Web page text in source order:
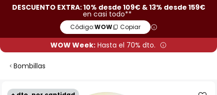
DESCUENTO EXTRA: 10% desde 109€ & 13% desde 159€
en casi todo**
Código:WOW Copiar
WOW Week: Hasta el 70% dto.
Bombillas
Saltar